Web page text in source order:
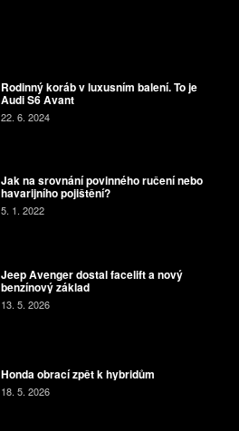
Rodinný koráb v luxusním balení. To je
Audi S6 Avant
22. 6. 2024
Jak na srovnání povinného ručení nebo
havarijního pojištění?
5. 1. 2022
Jeep Avenger dostal facelift a nový
benzínový základ
13. 5. 2026
Honda obrací zpět k hybridům
18. 5. 2026